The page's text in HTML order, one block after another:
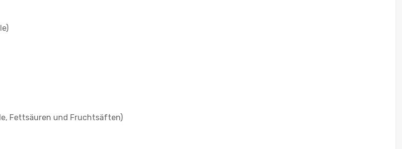
Fettsäuren und Fruchtsäften)